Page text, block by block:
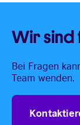
Wir sind
Bei Fragen
Team wenden.